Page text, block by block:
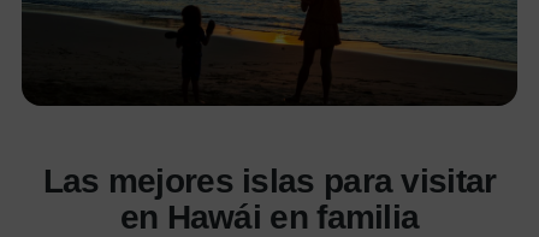
Las mejores islas para visitar
en Hawái en familia